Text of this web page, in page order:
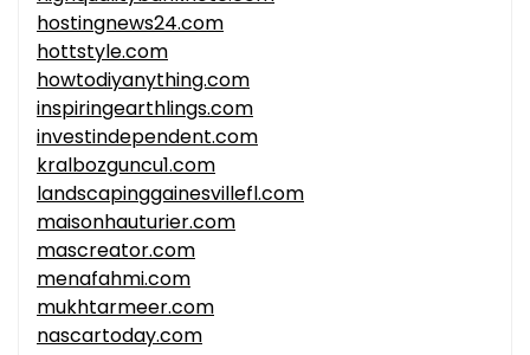
hostingnews24.com
hottstyle.com
howtodiyanything.com
inspiringearthlings.com
investindependent.com
kralbozguncu1.com
landscapinggainesvillefl.com
maisonhauturier.com
mascreator.com
menafahmi.com
mukhtarmeer.com
nascartoday.com